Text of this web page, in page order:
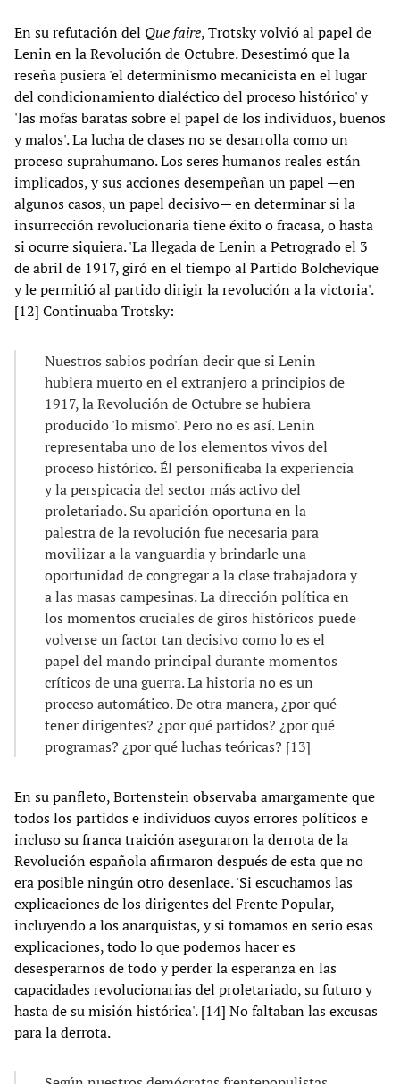
En su refutación del Que faire, Trotsky volvió al papel de
Lenin en la Revolución de Octubre. Desestimó que la
reseña pusiera 'el determinismo mecanicista en el lugar
del condicionamiento dialéctico del proceso histórico' y
'las mofas baratas sobre el papel de los individuos, buenos
y malos'. La lucha de clases no se desarrolla como un
proceso suprahumano. Los seres humanos reales están
implicados, y sus acciones desempeñan un papel —en
algunos casos, un papel decisivo— en determinar si la
insurrección revolucionaria tiene éxito o fracasa, o hasta
si ocurre siquiera. 'La llegada de Lenin a Petrogrado el 3
de abril de 1917, giró en el tiempo al Partido Bolchevique
y le permitió al partido dirigir la revolución a la victoria'.
[12] Continuaba Trotsky:
Nuestros sabios podrían decir que si Lenin
hubiera muerto en el extranjero a principios de
1917, la Revolución de Octubre se hubiera
producido 'lo mismo'. Pero no es así. Lenin
representaba uno de los elementos vivos del
proceso histórico. Él personificaba la experiencia
y la perspicacia del sector más activo del
proletariado. Su aparición oportuna en la
palestra de la revolución fue necesaria para
movilizar a la vanguardia y brindarle una
oportunidad de congregar a la clase trabajadora y
a las masas campesinas. La dirección política en
los momentos cruciales de giros históricos puede
volverse un factor tan decisivo como lo es el
papel del mando principal durante momentos
críticos de una guerra. La historia no es un
proceso automático. De otra manera, ¿por qué
tener dirigentes? ¿por qué partidos? ¿por qué
programas? ¿por qué luchas teóricas? [13]
En su panfleto, Bortenstein observaba amargamente que
todos los partidos e individuos cuyos errores políticos e
incluso su franca traición aseguraron la derrota de la
Revolución española afirmaron después de esta que no
era posible ningún otro desenlace. 'Si escuchamos las
explicaciones de los dirigentes del Frente Popular,
incluyendo a los anarquistas, y si tomamos en serio esas
explicaciones, todo lo que podemos hacer es
desesperarnos de todo y perder la esperanza en las
capacidades revolucionarias del proletariado, su futuro y
hasta de su misión histórica'. [14] No faltaban las excusas
para la derrota.